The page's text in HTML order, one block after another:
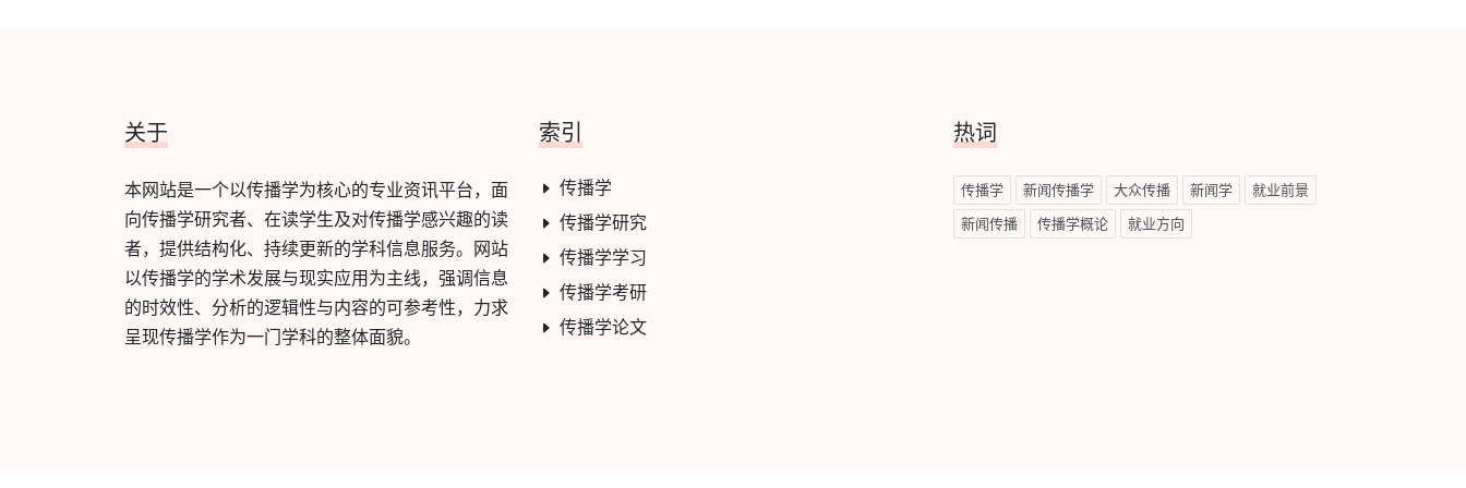
关于
本网站是一个以传播学为核心的专业资讯平台，面
向传播学研究者、在读学生及对传播学感兴趣的读
者，提供结构化、持续更新的学科信息服务。网站
以传播学的学术发展与现实应用为主线，强调信息
的时效性、分析的逻辑性与内容的可参考性，力求
呈现传播学作为一门学科的整体面貌。
索引
传播学
传播学研究
传播学学习
传播学考研
传播学论文
热词
传播学 新闻传播学 大众传播 新闻学 就业前景
新闻传播 传播学概论 就业方向